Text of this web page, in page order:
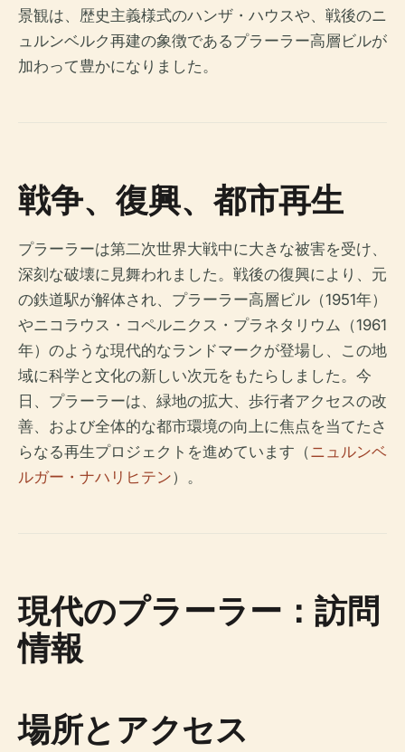
景観は、歴史主義様式のハンザ・ハウスや、戦後のニ
ュルンベルク再建の象徴であるプラーラー高層ビルが
加わって豊かになりました。
戦争、復興、都市再生
プラーラーは第二次世界大戦中に大きな被害を受け、
深刻な破壊に見舞われました。戦後の復興により、元
の鉄道駅が解体され、プラーラー高層ビル（1951年）
やニコラウス・コペルニクス・プラネタリウム（1961
年）のような現代的なランドマークが登場し、この地
域に科学と文化の新しい次元をもたらしました。今
日、プラーラーは、緑地の拡大、歩行者アクセスの改
善、および全体的な都市環境の向上に焦点を当てたさ
らなる再生プロジェクトを進めています（ニュルンベ
ルガー・ナハリヒテン）。
現代のプラーラー：訪問
情報
場所とアクセス